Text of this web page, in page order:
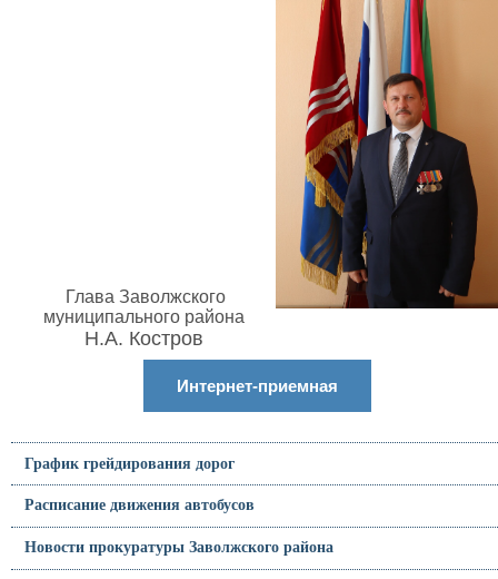
Глава Заволжского
муниципального района
Н.А. Костров
Интернет-приемная
График грейдирования дорог
Расписание движения автобусов
Новости прокуратуры Заволжского района